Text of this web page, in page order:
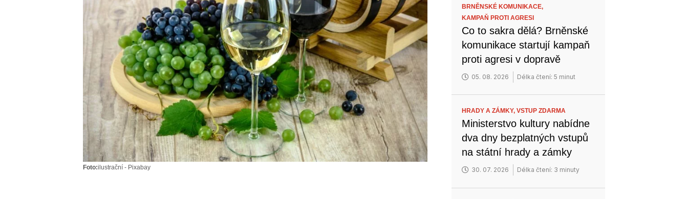
Foto:ilustrační - Pixabay
BRNĚNSKÉ KOMUNIKACE,
KAMPAŇ PROTI AGRESI
Co to sakra dělá? Brněnské
komunikace startují kampaň
proti agresi v dopravě
05. 08. 2026 Délka čtení: 5 minut
HRADY A ZÁMKY,VSTUP ZDARMA
Ministerstvo kultury nabídne
dva dny bezplatných vstupů
na státní hrady a zámky
30. 07. 2026 Délka čtení: 3 minuty